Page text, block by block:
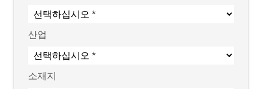
산업
소재지